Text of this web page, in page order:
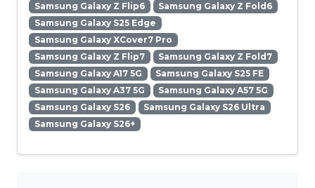
Samsung Galaxy Z Flip6
Samsung Galaxy Z Fold6
Samsung Galaxy S25 Edge
Samsung Galaxy XCover7 Pro
Samsung Galaxy Z Flip7
Samsung Galaxy Z Fold7
Samsung Galaxy A17 5G
Samsung Galaxy S25 FE
Samsung Galaxy A37 5G
Samsung Galaxy A57 5G
Samsung Galaxy S26
Samsung Galaxy S26 Ultra
Samsung Galaxy S26+